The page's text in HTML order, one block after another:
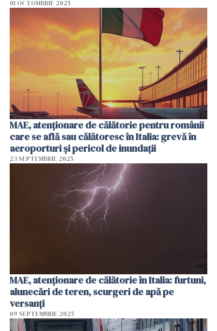
01 OCTOMBRIE 2025
MAE, atenționare de călătorie pentru românii
care se află sau călătoresc în Italia: grevă în
aeroporturi şi pericol de inundaţii
23 SEPTEMBRIE 2025
MAE, atenţionare de călătorie în Italia: furtuni,
alunecări de teren, scurgeri de apă pe
versanţi
09 SEPTEMBRIE 2025